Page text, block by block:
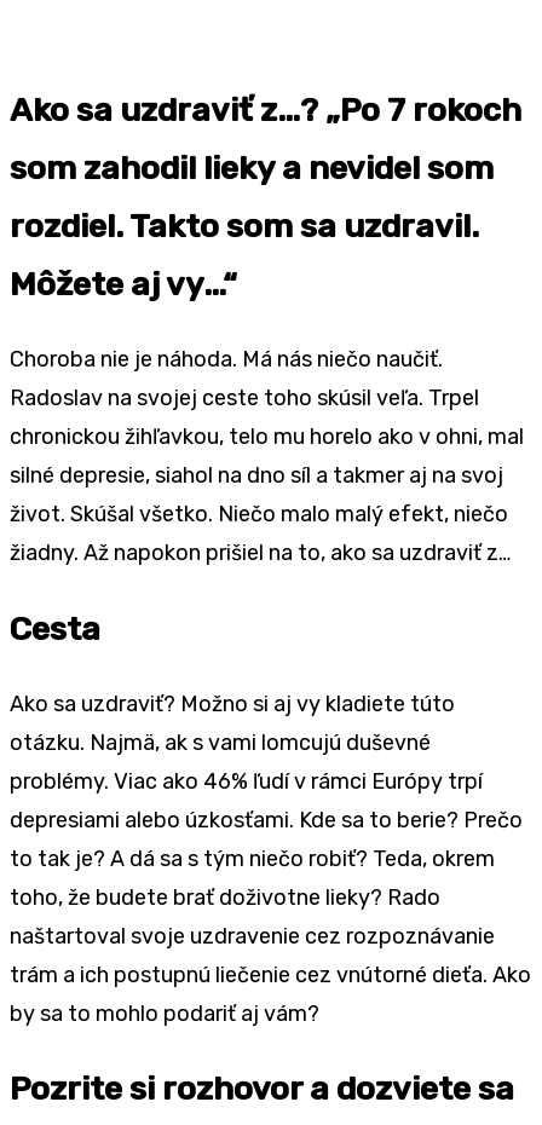
Ako sa uzdraviť z…? „Po 7 rokoch
som zahodil lieky a nevidel som
rozdiel. Takto som sa uzdravil.
Môžete aj vy…“
Choroba nie je náhoda. Má nás niečo naučiť.
Radoslav na svojej ceste toho skúsil veľa. Trpel
chronickou žihľavkou, telo mu horelo ako v ohni, mal
silné depresie, siahol na dno síl a takmer aj na svoj
život. Skúšal všetko. Niečo malo malý efekt, niečo
žiadny. Až napokon prišiel na to, ako sa uzdraviť z…
Cesta
Ako sa uzdraviť? Možno si aj vy kladiete túto
otázku. Najmä, ak s vami lomcujú duševné
problémy. Viac ako 46% ľudí v rámci Európy trpí
depresiami alebo úzkosťami. Kde sa to berie? Prečo
to tak je? A dá sa s tým niečo robiť? Teda, okrem
toho, že budete brať doživotne lieky? Rado
naštartoval svoje uzdravenie cez rozpoznávanie
trám a ich postupnú liečenie cez vnútorné dieťa. Ako
by sa to mohlo podariť aj vám?
Pozrite si rozhovor a dozviete sa